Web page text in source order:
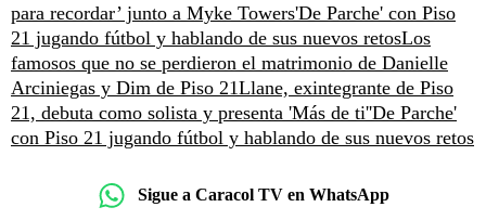
para recordar’ junto a Myke Towers'De Parche' con Piso
21 jugando fútbol y hablando de sus nuevos retosLos
famosos que no se perdieron el matrimonio de Danielle
Arciniegas y Dim de Piso 21Llane, exintegrante de Piso
21, debuta como solista y presenta 'Más de ti''De Parche'
con Piso 21 jugando fútbol y hablando de sus nuevos retos
Sigue a Caracol TV en WhatsApp